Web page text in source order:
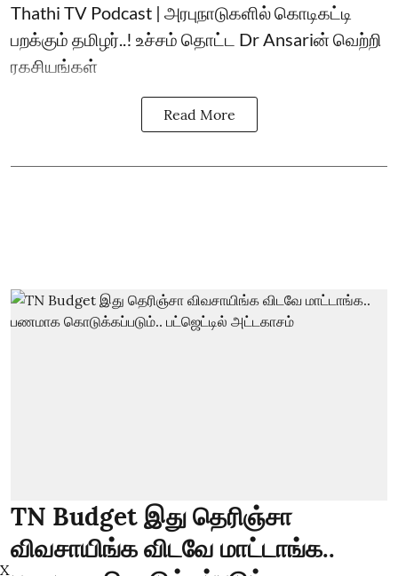
Thathi TV Podcast | அரபுநாடுகளில் கொடிகட்டி
பறக்கும் தமிழர்..! உச்சம் தொட்ட Dr Ansariன் வெற்றி
ரகசியங்கள்
Read More
TN Budget இது தெரிஞ்சா
விவசாயிங்க விடவே மாட்டாங்க..
X